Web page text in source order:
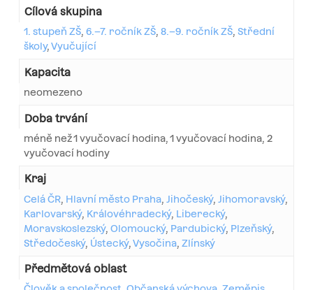
Cílová skupina
1. stupeň ZŠ, 6.–7. ročník ZŠ, 8.–9. ročník ZŠ, Střední
školy,Vyučující
Kapacita
neomezeno
Doba trvání
méně než 1 vyučovací hodina, 1 vyučovací hodina, 2
vyučovací hodiny
Kraj
Celá ČR, Hlavní město Praha, Jihočeský, Jihomoravský,
Karlovarský, Královéhradecký, Liberecký,
Moravskoslezský, Olomoucký, Pardubický, Plzeňský,
Středočeský, Ústecký, Vysočina, Zlínský
Předmětová oblast